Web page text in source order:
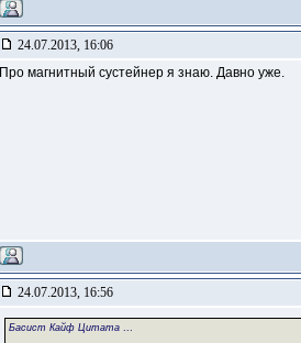
24.07.2013, 16:06
Про магнитный сустейнер я знаю. Давно уже.
24.07.2013, 16:56
Басист Кайф Цитата ...